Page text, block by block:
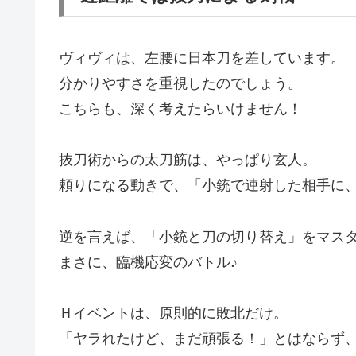
ヴィヴィは、左腰に日本刀を差しています。
分かりやすさを重視したのでしょう。
こちらも、深く考えたらいけません！
抜刀術からの太刀筋は、やっぱり玄人。
頼りになる動きで、「小銃で連射した相手に
逆を言えば、「小銃と刀の切り替え」をマス
まさに、臨機応変のバトル♪
Ｈイベントは、原則的に敗北だけ。
「ヤラれたけど、まだ頑張る！」とはなら